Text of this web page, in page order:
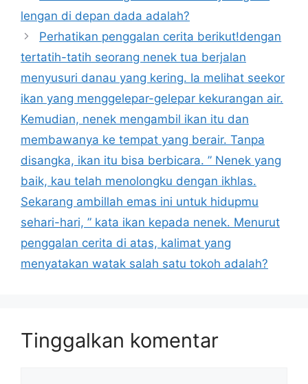
lengan di depan dada adalah?
Perhatikan penggalan cerita berikut!dengan
tertatih-tatih seorang nenek tua berjalan
menyusuri danau yang kering. Ia melihat seekor
ikan yang menggelepar-gelepar kekurangan air.
Kemudian, nenek mengambil ikan itu dan
membawanya ke tempat yang berair. Tanpa
disangka, ikan itu bisa berbicara. ” Nenek yang
baik, kau telah menolongku dengan ikhlas.
Sekarang ambillah emas ini untuk hidupmu
sehari-hari, ” kata ikan kepada nenek. Menurut
penggalan cerita di atas, kalimat yang
menyatakan watak salah satu tokoh adalah?
Tinggalkan komentar